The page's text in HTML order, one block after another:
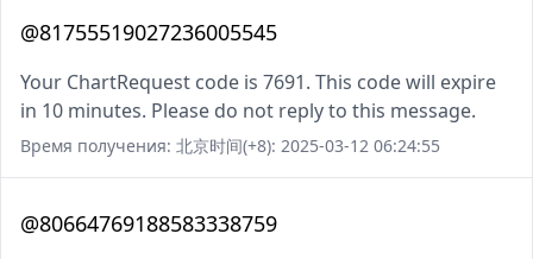
@81755519027236005545
Your ChartRequest code is 7691. This code will expire
in 10 minutes. Please do not reply to this message.
Время получения: 北京时间(+8): 2025-03-12 06:24:55
@80664769188583338759